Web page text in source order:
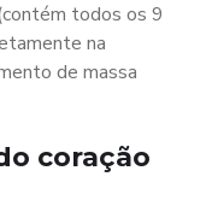
todos os 9
na
de massa
coração